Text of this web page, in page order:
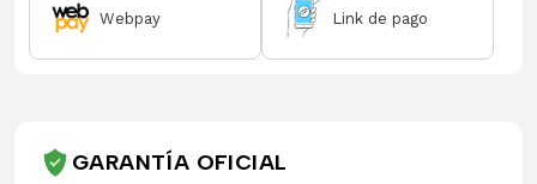
Webpay Link de pago
GARANTÍA OFICIAL